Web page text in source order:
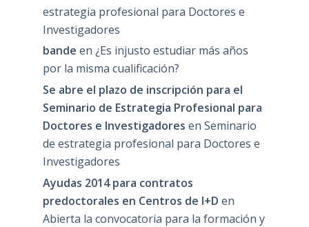
estrategia profesional para Doctores e
Investigadores
bande en ¿Es injusto estudiar más años
por la misma cualificación?
Se abre el plazo de inscripción para el
Seminario de Estrategia Profesional para
Doctores e Investigadores en Seminario
de estrategia profesional para Doctores e
Investigadores
Ayudas 2014 para contratos
predoctorales en Centros de I+D en
Abierta la convocatoria para la formación y